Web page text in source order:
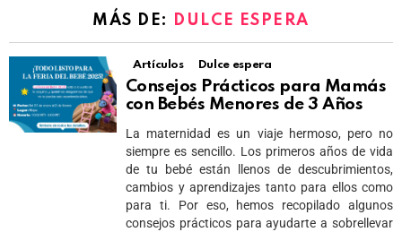
MÁS DE: DULCE ESPERA
Artículos Dulce espera
Consejos Prácticos para Mamás
con Bebés Menores de 3 Años
La maternidad es un viaje hermoso, pero no
siempre es sencillo. Los primeros años de vida
de tu bebé están llenos de descubrimientos,
cambios y aprendizajes tanto para ellos como
para ti. Por eso, hemos recopilado algunos
consejos prácticos para ayudarte a sobrellevar